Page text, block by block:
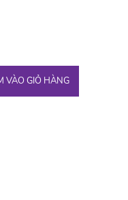
VÀO GIỎ HÀNG